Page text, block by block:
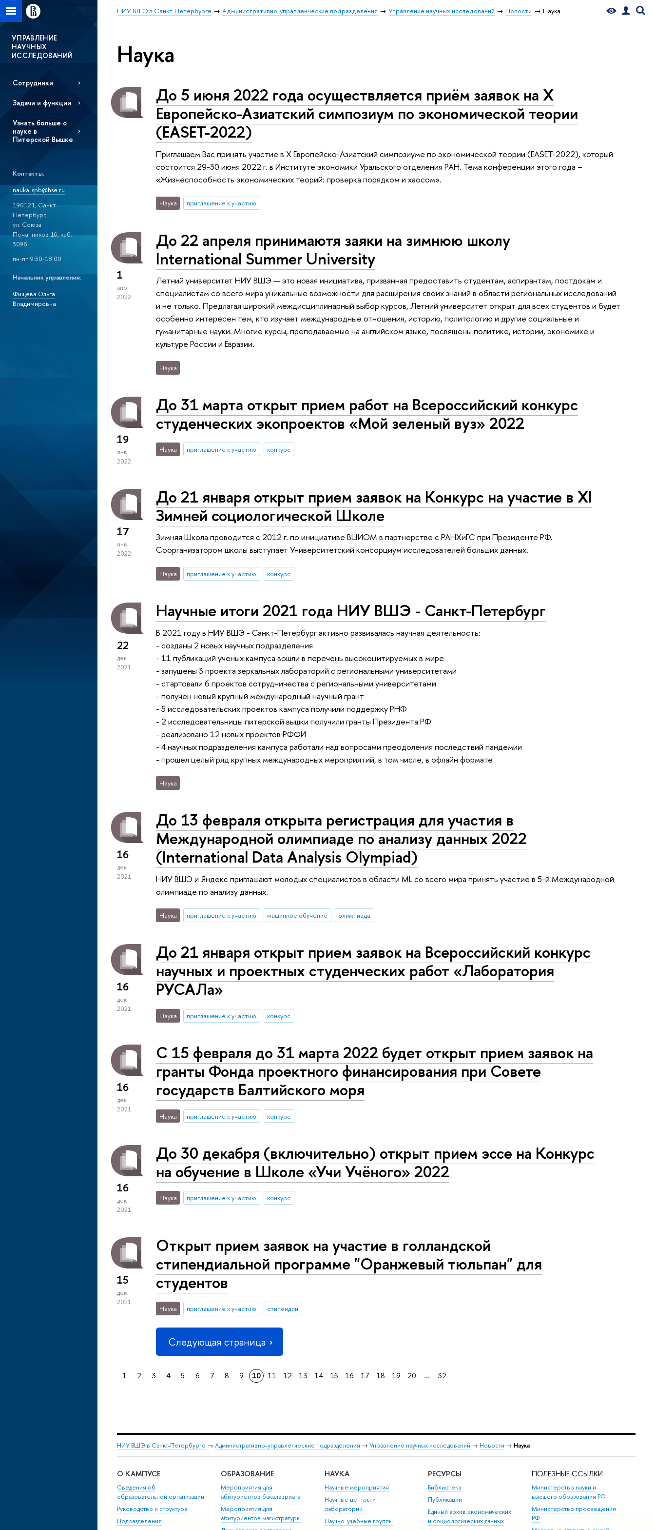
НИУ ВШЭ в Санкт-Петербурге Административно-управленческие подразделения Управление научных исследований Новости Наука
УПРАВЛЕНИЕ
НАУЧНЫХ
ИССЛЕДОВАНИЙ
Сотрудники
Задачи и функции
Узнать больше о
науке в
Питерской Вышке
Контакты:
nauka-spb@hse.ru
190121, Санкт-
Петербург,
ул. Союза
Печатников 16, каб.
309б
пн-пт 9:30-18:00
Начальник управления:
Фищева Ольга
Владимировна
Наука
До 5 июня 2022 года осуществляется приём заявок на X
Европейско-Азиатский симпозиум по экономической теории
(EASET-2022)
Приглашаем Вас принять участие в X Европейско-Азиатский симпозиуме по экономической теории (EASET-2022), который
состоится 29-30 июня 2022 г. в Институте экономики Уральского отделения РАН. Тема конференции этого года –
«Жизнеспособность экономических теорий: проверка порядком и хаосом».
Наука приглашение к участию
1
апр
2022
До 22 апреля принимаютя заяки на зимнюю школу
International Summer University
Летний университет НИУ ВШЭ — это новая инициатива, призванная предоставить студентам, аспирантам, постдокам и
специалистам со всего мира уникальные возможности для расширения своих знаний в области региональных исследований
и не только. Предлагая широкий междисциплинарный выбор курсов, Летний университет открыт для всех студентов и будет
особенно интересен тем, кто изучает международные отношения, историю, политологию и другие социальные и
гуманитарные науки. Многие курсы, преподаваемые на английском языке, посвящены политике, истории, экономике и
культуре России и Евразии.
Наука
19
янв
2022
До 31 марта открыт прием работ на Всероссийский конкурс
студенческих экопроектов «Мой зеленый вуз» 2022
Наука приглашение к участию конкурс
17
янв
2022
До 21 января открыт прием заявок на Конкурс на участие в XI
Зимней социологической Школе
Зимняя Школа проводится с 2012 г. по инициативе ВЦИОМ в партнерстве с РАНХиГС при Президенте РФ.
Соорганизатором школы выступает Университетский консорциум исследователей больших данных.
Наука приглашение к участию конкурс
22
дек
2021
Научные итоги 2021 года НИУ ВШЭ - Санкт-Петербург
В 2021 году в НИУ ВШЭ - Санкт-Петербург активно развивалась научная деятельность:
- созданы 2 новых научных подразделения
- 11 публикаций ученых кампуса вошли в перечень высокоцитируемых в мире
- запущены 3 проекта зеркальных лабораторий с региональными университетами
- стартовали 6 проектов сотрудничества с региональными университетами
- получен новый крупный международный научный грант
- 5 исследовательских проектов кампуса получили поддержку РНФ
- 2 исследовательницы питерской вышки получили гранты Президента РФ
- реализовано 12 новых проектов РФФИ
- 4 научных подразделения кампуса работали над вопросами преодоления последствий пандемии
- прошел целый ряд крупных международных мероприятий, в том числе, в офлайн формате
Наука
16
дек
2021
До 13 февраля открыта регистрация для участия в
Международной олимпиаде по анализу данных 2022
(International Data Analysis Olympiad)
НИУ ВШЭ и Яндекс приглашают молодых специалистов в области ML со всего мира принять участие в 5-й Международной
олимпиаде по анализу данных.
Наука приглашение к участию машинное обучение олимпиада
16
дек
2021
До 21 января открыт прием заявок на Всероссийский конкурс
научных и проектных студенческих работ «Лаборатория
РУСАЛа»
Наука приглашение к участию конкурс
16
дек
2021
С 15 февраля до 31 марта 2022 будет открыт прием заявок на
гранты Фонда проектного финансирования при Совете
государств Балтийского моря
Наука приглашение к участию конкурс
16
дек
2021
До 30 декабря (включительно) открыт прием эссе на Конкурс
на обучение в Школе «Учи Учёного» 2022
Наука приглашение к участию конкурс
15
дек
2021
Открыт прием заявок на участие в голландской
стипендиальной программе "Оранжевый тюльпан" для
студентов
Наука приглашение к участию стипендии
Следующая страница
1 2 3 4 5 6 7 8 9 10 11 12 13 14 15 16 17 18 19 20 ... 32
НИУ ВШЭ в Санкт-Петербурге → Административно-управленческие подразделения → Управление научных исследований → Новости → Наука
О КАМПУСЕ
Сведения об
образовательной организации
Руководство и структура
Подразделения
ОБРАЗОВАНИЕ
Мероприятия для
абитуриентов бакалавриата
Мероприятия для
абитуриентов магистратуры
НАУКА
Научные мероприятия
Научные центры и
лаборатории
Научно-учебные группы
РЕСУРСЫ
Библиотека
Публикации
Единый архив экономических
и социологических данных
ПОЛЕЗНЫЕ ССЫЛКИ
Министерство науки и
высшего образования РФ
Министерство просвещения
РФ